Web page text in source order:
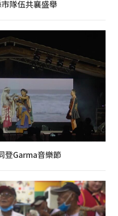
隊伍共襄盛舉
登Garma音樂節